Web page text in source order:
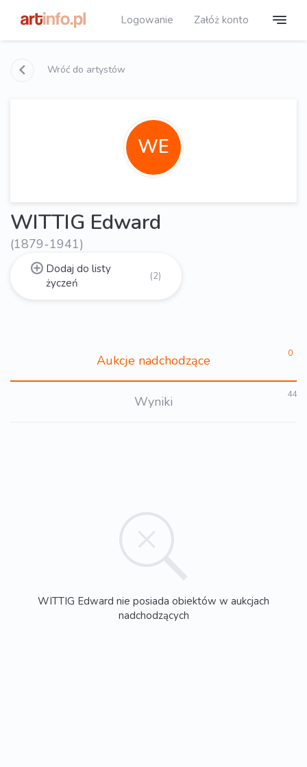
Logowanie Załóż konto
Wróć do artystów
WE
WITTIG Edward
(1879-1941)
Dodaj do listy
życzeń
(2)
Aukcje nadchodzące 0
Wyniki 44
WITTIG Edward nie posiada obiektów w aukcjach
nadchodzących